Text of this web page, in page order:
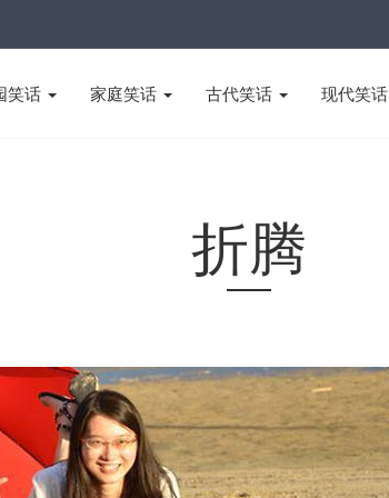
笑话 家庭笑话 古代笑话 现代笑话
折腾